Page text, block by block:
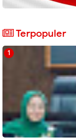
Terpopuler